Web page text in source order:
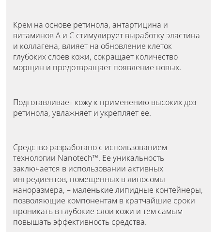
Крем на основе ретинола, антартицина и
витаминов А и С стимулирует выработку эластина
и коллагена, влияет на обновление клеток
глубоких слоев кожи, сокращает количество
морщин и предотвращает появление новых.
Подготавливает кожу к применению высоких доз
ретинола, увлажняет и укрепляет ее.
Средство разработано с использованием
технологии Nanotech™. Ее уникальность
заключается в использовании активных
ингредиентов, помещенных в липосомы
наноразмера, – маленькие липидные контейнеры,
позволяющие компонентам в кратчайшие сроки
проникать в глубокие слои кожи и тем самым
повышать эффективность средства.